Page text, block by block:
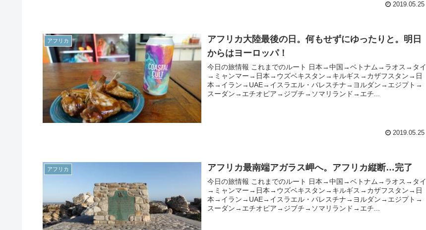
2019.05.25
アフリカ
アフリカ大陸最後の日。何もせずにゆったりと。明日
からはヨーロッパ！
今日の旅情報 これまでのルート 日本→中国→ベトナム→ラオス→タイ
→ミャンマー→日本→ウズベキスタン→キルギス→カザフスタン→日
本→イラン→UAE→イスラエル・パレスチナ→ヨルダン→エジプト→
スーダン→エチオピア→ジブチ→ソマリランド→エチ...
2019.05.25
アフリカ アフリカ最南端アガラス岬へ。アフリカ縦断…完了
今日の旅情報 これまでのルート 日本→中国→ベトナム→ラオス→タイ
→ミャンマー→日本→ウズベキスタン→キルギス→カザフスタン→日
本→イラン→UAE→イスラエル・パレスチナ→ヨルダン→エジプト→
スーダン→エチオピア→ジブチ→ソマリランド→エチ...